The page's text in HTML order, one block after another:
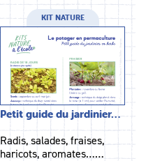
KIT NATURE
Petit guide du jardinier…
Radis, salades, fraises,
haricots, aromates……